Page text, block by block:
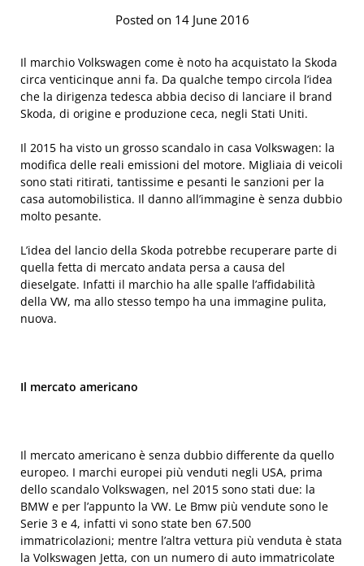
Posted on 14 June 2016
Il marchio Volkswagen come è noto ha acquistato la Skoda
circa venticinque anni fa. Da qualche tempo circola l’idea
che la dirigenza tedesca abbia deciso di lanciare il brand
Skoda, di origine e produzione ceca, negli Stati Uniti.
Il 2015 ha visto un grosso scandalo in casa Volkswagen: la
modifica delle reali emissioni del motore. Migliaia di veicoli
sono stati ritirati, tantissime e pesanti le sanzioni per la
casa automobilistica. Il danno all’immagine è senza dubbio
molto pesante.
L’idea del lancio della Skoda potrebbe recuperare parte di
quella fetta di mercato andata persa a causa del
dieselgate. Infatti il marchio ha alle spalle l’affidabilità
della VW, ma allo stesso tempo ha una immagine pulita,
nuova.
Il mercato americano
Il mercato americano è senza dubbio differente da quello
europeo. I marchi europei più venduti negli USA, prima
dello scandalo Volkswagen, nel 2015 sono stati due: la
BMW e per l’appunto la VW. Le Bmw più vendute sono le
Serie 3 e 4, infatti vi sono state ben 67.500
immatricolazioni; mentre l’altra vettura più venduta è stata
la Volkswagen Jetta, con un numero di auto immatricolate